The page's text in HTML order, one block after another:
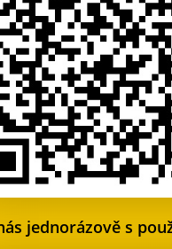
jednorázově s